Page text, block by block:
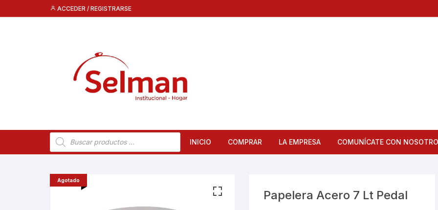
al
ACCEDER / REGISTRARSE
Búsqueda
de
INICIO COMPRAR LA EMPRESA COMUNÍCATE CON
Agotado
Papelera Acero 7 Lt Pedal